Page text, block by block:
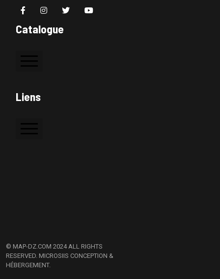
Catalogue
Liens
© MAP-DZ.COM 2024 ALL RIGHTS
RESERVED. MICROSIIS CONCEPTION &
HÉBERGEMENT.